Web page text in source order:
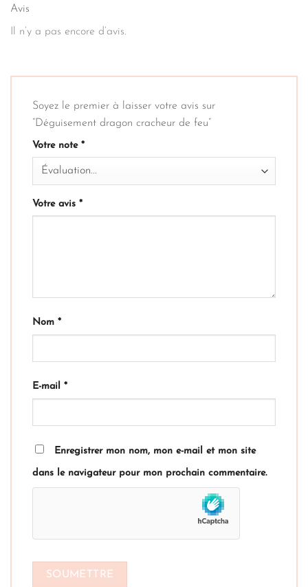
Avis
Il n’y a pas encore d’avis.
Soyez le premier à laisser votre avis sur
“Déguisement dragon cracheur de feu”
Votre note *
Votre avis *
Nom *
E-mail *
Enregistrer mon nom, mon e-mail et mon site
dans le navigateur pour mon prochain commentaire.